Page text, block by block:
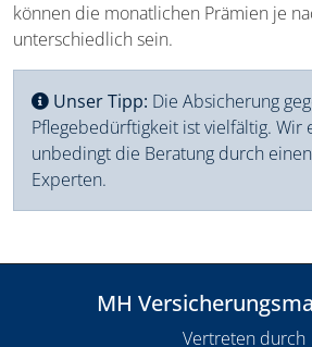
können die monatlichen Prämien je
unterschiedlich sein.
Unser Tipp: Die Absicherung
Pflegebedürftigkeit ist vielfältig. Wir
unbedingt die Beratung durch
Experten.
MH
Vertreten durch